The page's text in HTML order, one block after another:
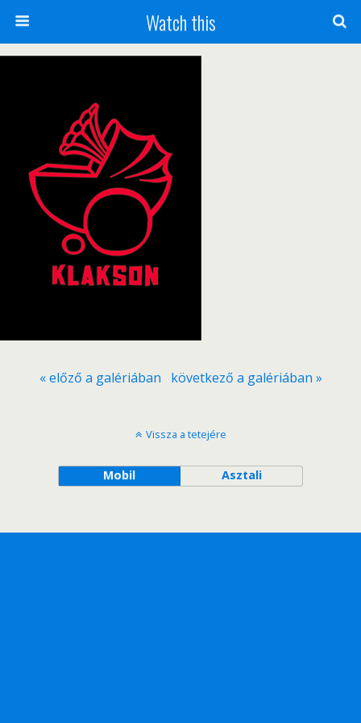
Watch this
« előző a galériában következő a galériában »
Vissza a tetejére
Mobil Asztali